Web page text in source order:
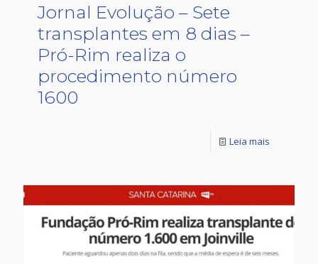
Jornal Evolução – Sete
transplantes em 8 dias –
Pró-Rim realiza o
procedimento número
1600
Leia mais